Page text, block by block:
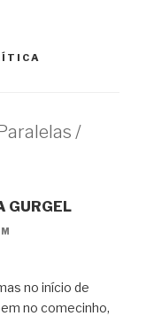
/
GURGEL
no início de
no comecinho,